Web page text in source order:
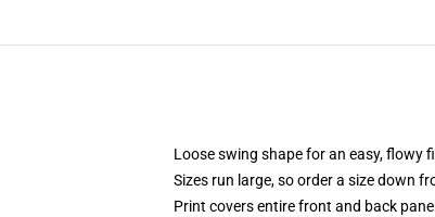
Loose swing shape for an easy, flowy
Sizes run large, so order a size down
Print covers entire front and back